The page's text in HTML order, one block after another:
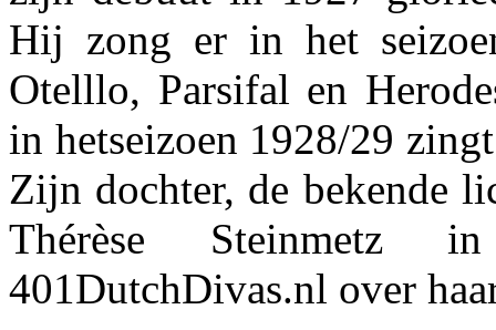
Hij zong er in het
Otelllo, Parsifal en
in hetseizoen 1928/29
Zijn dochter, de bekende
Thérèse Steinmetz
401DutchDivas.nl over